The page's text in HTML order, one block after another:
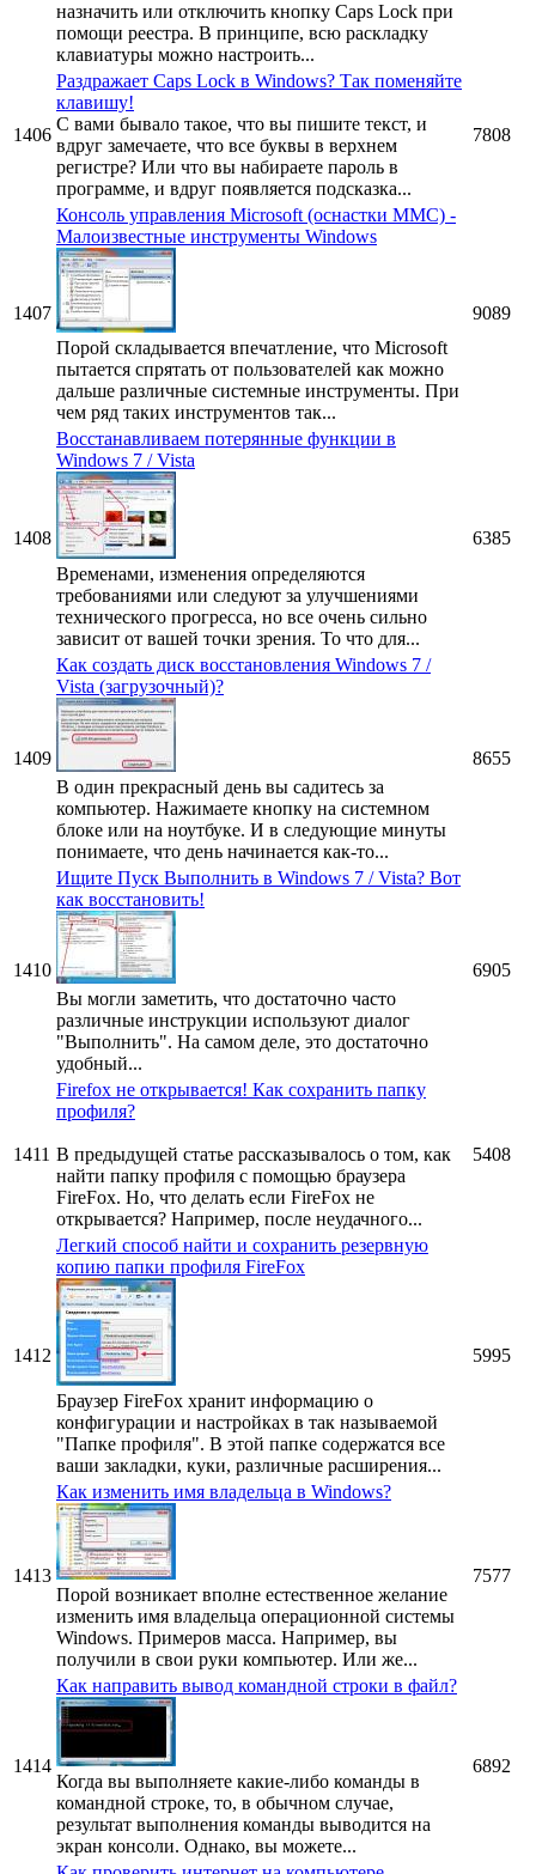
назначить или отключить кнопку Caps Lock при
помощи реестра. В принципе, всю раскладку
клавиатуры можно настроить...
1406
Раздражает Caps Lock в Windows? Так поменяйте
клавишу!
С вами бывало такое, что вы пишите текст, и
вдруг замечаете, что все буквы в верхнем
регистре? Или что вы набираете пароль в
программе, и вдруг появляется подсказка...
7808
1407
Консоль управления Microsoft (оснастки MMC) -
Малоизвестные инструменты Windows
Порой складывается впечатление, что Microsoft
пытается спрятать от пользователей как можно
дальше различные системные инструменты. При
чем ряд таких инструментов так...
9089
1408
Восстанавливаем потерянные функции в
Windows 7 / Vista
Временами, изменения определяются
требованиями или следуют за улучшениями
технического прогресса, но все очень сильно
зависит от вашей точки зрения. То что для...
6385
1409
Как создать диск восстановления Windows 7 /
Vista (загрузочный)?
В один прекрасный день вы садитесь за
компьютер. Нажимаете кнопку на системном
блоке или на ноутбуке. И в следующие минуты
понимаете, что день начинается как-то...
8655
1410
Ищите Пуск Выполнить в Windows 7 / Vista? Вот
как восстановить!
Вы могли заметить, что достаточно часто
различные инструкции используют диалог
"Выполнить". На самом деле, это достаточно
удобный...
6905
1411
Firefox не открывается! Как сохранить папку
профиля?
В предыдущей статье рассказывалось о том, как
найти папку профиля с помощью браузера
FireFox. Но, что делать если FireFox не
открывается? Например, после неудачного...
5408
1412
Легкий способ найти и сохранить резервную
копию папки профиля FireFox
Браузер FireFox хранит информацию о
конфигурации и настройках в так называемой
"Папке профиля". В этой папке содержатся все
ваши закладки, куки, различные расширения...
5995
1413
Как изменить имя владельца в Windows?
Порой возникает вполне естественное желание
изменить имя владельца операционной системы
Windows. Примеров масса. Например, вы
получили в свои руки компьютер. Или же...
7577
1414
Как направить вывод командной строки в файл?
Когда вы выполняете какие-либо команды в
командной строке, то, в обычном случае,
результат выполнения команды выводится на
экран консоли. Однако, вы можете...
6892